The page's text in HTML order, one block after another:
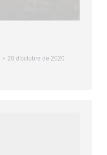
20 d'octubre de 2020